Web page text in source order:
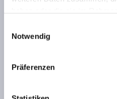
Notwendig
Präferenzen
OceanReef
Reisebüro